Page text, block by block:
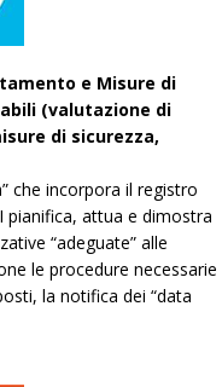
e Misure di
(valutazione di
di sicurezza,
che incorpora il registro
attua e dimostra
“adeguate” alle
le procedure necessarie
la notifica dei “data